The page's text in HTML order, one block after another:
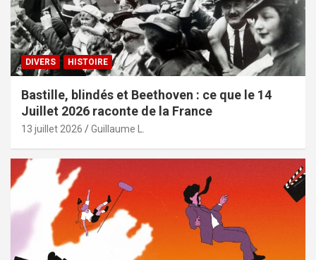
DIVERS HISTOIRE
Bastille, blindés et Beethoven : ce que le 14
Juillet 2026 raconte de la France
13 juillet 2026 Guillaume L.